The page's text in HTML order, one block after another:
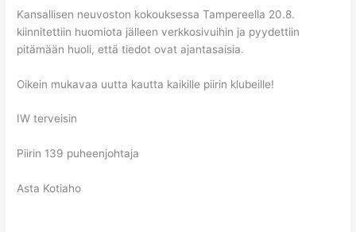
Kansallisen neuvoston kokouksessa Tampereella 20.8.
kiinnitettiin huomiota jälleen verkkosivuihin ja pyydettiin
pitämään huoli, että tiedot ovat ajantasaisia.
Oikein mukavaa uutta kautta kaikille piirin klubeille!
IW terveisin
Piirin 139 puheenjohtaja
Asta Kotiaho